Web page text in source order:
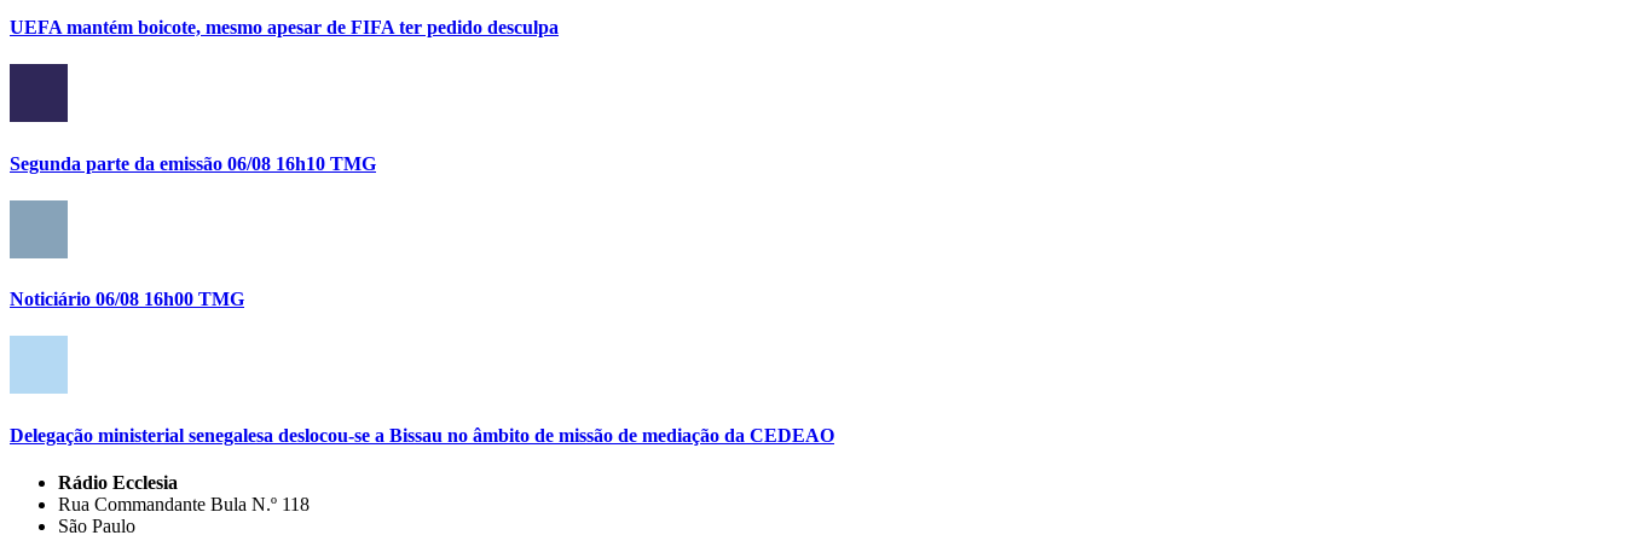
UEFA mantém boicote, mesmo apesar de FIFA ter pedido desculpa
Segunda parte da emissão 06/08 16h10 TMG
Noticiário 06/08 16h00 TMG
Delegação ministerial senegalesa deslocou-se a Bissau no âmbito de missão de mediação da CEDEAO
Rádio Ecclesia
Rua Commandante Bula N.º 118
São Paulo